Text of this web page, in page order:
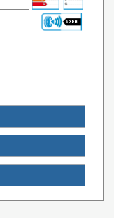
69 DB